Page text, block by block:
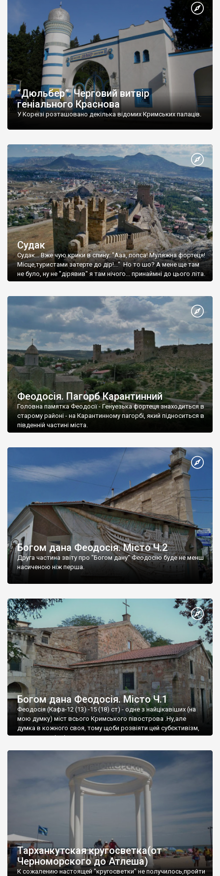
“Дюльбер”. Черговий витвір
геніального Краснова
У Кореїзі розташовано декілька відомих Кримських палаців.
Судак
Судак... Вже чую крики в спину: "Ааа, попса! Муляжна фортеця!
Місце,туристами затерте до дір!..." Но то шо? А мене ще там
не було, ну не "дірявив" я там нічого... принаймні до цього літа.
Феодосія. Пагорб Карантинний
Головна памятка Феодосії - Генуезька фортеця знаходиться в
старому районі - на Карантинному пагорбі, який підноситься в
південній частині міста.
Богом дана Феодосія. Місто Ч.2
Друга частина звіту про "Богом дану" Феодосію буде не менш
насиченою ніж перша.
Богом дана Феодосія. Місто Ч.1
Феодосія (Кафа-12 (13) -15 (18) ст) - одне з найцікавіших (на
мою думку) міст всього Кримського півострова .Ну,але
думка в кожного своя, тому щоби розвіяти цей субєктивізм,
запрошую відвідати це
Тарханкутская кругосветка(от
Черноморского до Атлеша)
К сожалению настоящей "кругосветки" не получилось,пройти